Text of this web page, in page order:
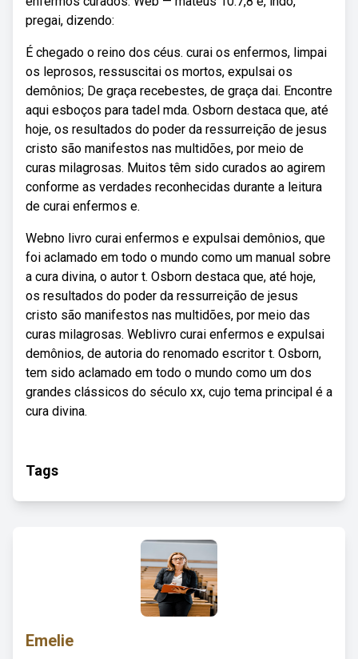
pregai, dizendo:
É chegado o reino dos céus. curai os enfermos, limpai
os leprosos, ressuscitai os mortos, expulsai os
demônios; De graça recebestes, de graça dai. Encontre
aqui esboços para tadel mda. Osborn destaca que, até
hoje, os resultados do poder da ressurreição de jesus
cristo são manifestos nas multidões, por meio de
curas milagrosas. Muitos têm sido curados ao agirem
conforme as verdades reconhecidas durante a leitura
de curai enfermos e.
Webno livro curai enfermos e expulsai demônios, que
foi aclamado em todo o mundo como um manual sobre
a cura divina, o autor t. Osborn destaca que, até hoje,
os resultados do poder da ressurreição de jesus
cristo são manifestos nas multidões, por meio das
curas milagrosas. Weblivro curai enfermos e expulsai
demônios, de autoria do renomado escritor t. Osborn,
tem sido aclamado em todo o mundo como um dos
grandes clássicos do século xx, cujo tema principal é a
cura divina.
Tags
Emelie